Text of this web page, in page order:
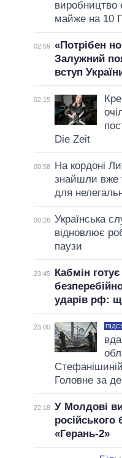
виробництво
майже на 10
02:59 «Потрібен
Залужний
вступ
02:15
Die Zeit
00:58
На кордоні
знайшли вже
для
00:26 Українська
відновлює
паузи
23:45
Кабмін
ударів рф:
23:00
Головне за
22:18 У Молдові
російського
«Герань-2»